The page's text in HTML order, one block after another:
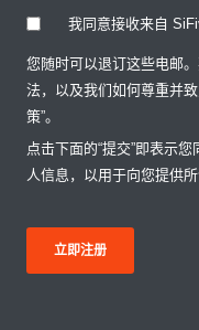
我同意接收来自
您随时可以退订这些电邮
法，以及我们如何尊重并
策”。
点击下面的“提交”即表示
人信息，以用于向您提供所